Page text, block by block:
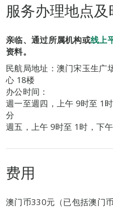
服务办理地点及
亲临、通过所属机构或线上
资料。
民航局地址：澳门宋玉生广
心 18楼
办公时间：
週一至週四，上午 9时至 1
分
週五，上午 9时至 1时，下
费用
澳门币330元（已包括澳门